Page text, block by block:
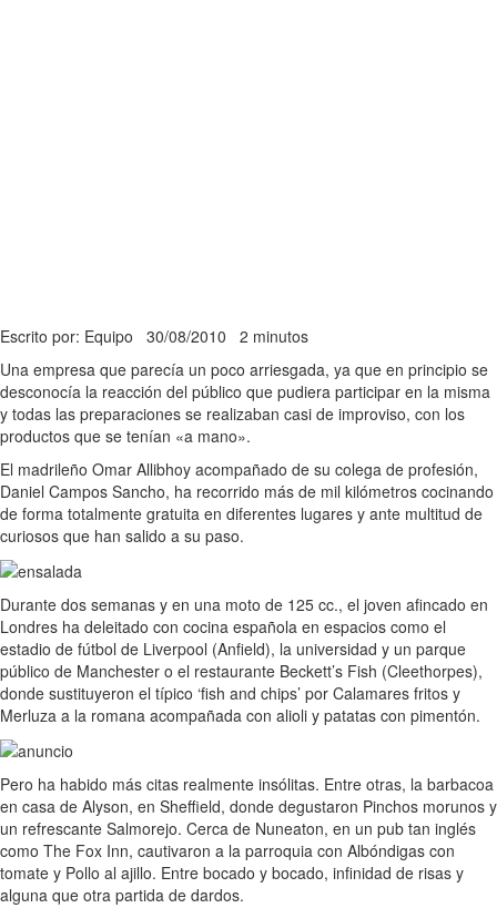
Escrito por: Equipo 30/08/2010 2 minutos
Una empresa que parecía un poco arriesgada, ya que en principio se
desconocía la reacción del público que pudiera participar en la misma
y todas las preparaciones se realizaban casi de improviso, con los
productos que se tenían «a mano».
El madrileño Omar Allibhoy acompañado de su colega de profesión,
Daniel Campos Sancho, ha recorrido más de mil kilómetros cocinando
de forma totalmente gratuita en diferentes lugares y ante multitud de
curiosos que han salido a su paso.
Durante dos semanas y en una moto de 125 cc., el joven afincado en
Londres ha deleitado con cocina española en espacios como el
estadio de fútbol de Liverpool (Anfield), la universidad y un parque
público de Manchester o el restaurante Beckett’s Fish (Cleethorpes),
donde sustituyeron el típico ‘fish and chips’ por Calamares fritos y
Merluza a la romana acompañada con alioli y patatas con pimentón.
Pero ha habido más citas realmente insólitas. Entre otras, la barbacoa
en casa de Alyson, en Sheffield, donde degustaron Pinchos morunos y
un refrescante Salmorejo. Cerca de Nuneaton, en un pub tan inglés
como The Fox Inn, cautivaron a la parroquia con Albóndigas con
tomate y Pollo al ajillo. Entre bocado y bocado, infinidad de risas y
alguna que otra partida de dardos.